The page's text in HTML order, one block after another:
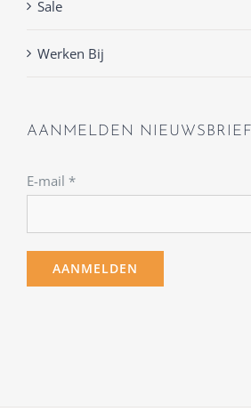
Sale
Werken Bij
AANMELDEN NIEUWSBRIEF
E-mail *